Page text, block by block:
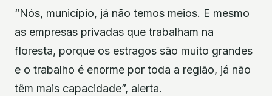
“Nós, município, já não temos meios. E mesmo
as empresas privadas que trabalham na
floresta, porque os estragos são muito grandes
e o trabalho é enorme por toda a região, já não
têm mais capacidade”, alerta.